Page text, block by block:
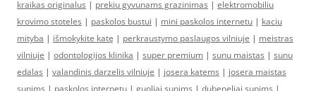
kraikas originalus | prekiu gyvunams grazinimas | elektromobiliu
krovimo stoteles | paskolos bustui | mini paskolos internetu | kaciu
mityba | išmokykite katę | perkraustymo paslaugos vilniuje | meistras
vilniuje | odontologijos klinika | super premium | sunu maistas | sunu
edalas | valandinis darzelis vilniuje | josera katems | josera maistas
sunims | paskolos internetu | guoliai sunims | dubeneliai sunims |